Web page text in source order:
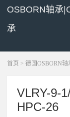
OSBORN轴承
承
首页 > 德国OSBORN轴
VLRY-9-
HPC-26